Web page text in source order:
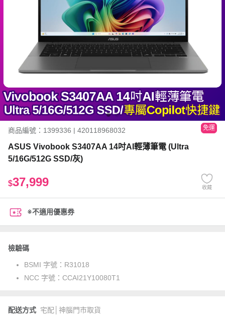
商品編號：1399336 | 420118968032 免運
ASUS Vivobook S3407AA 14吋AI輕薄筆電 (Ultra
5/16G/512G SSD/灰)
$37,999 收藏
※不適用優惠券
檢驗碼
BSMI 字號： R31018
NCC 字號： CCAI21Y10080T1
配送方式 宅配│神腦門市取貨